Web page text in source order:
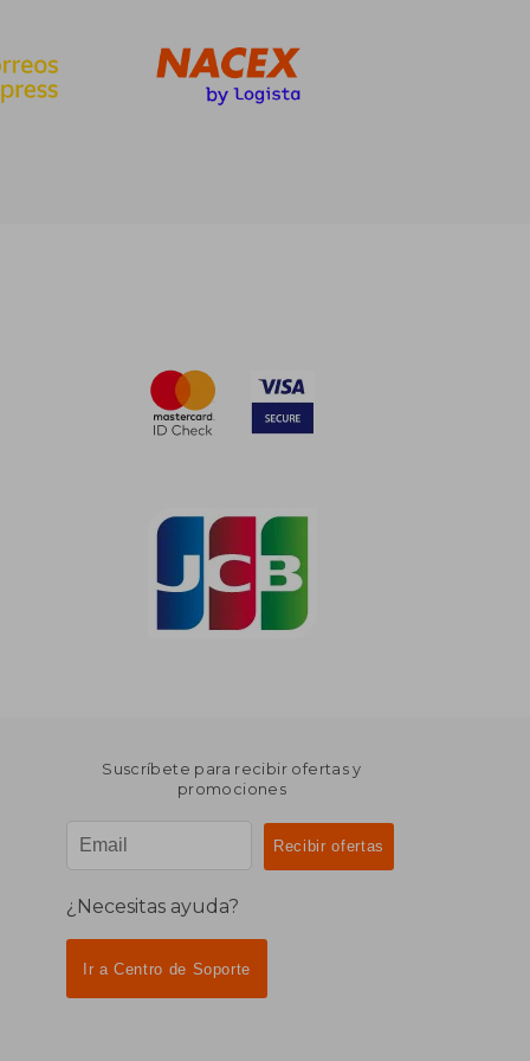
Suscríbete para recibir ofertas y
promociones
¿Necesitas ayuda?
Ir a Centro de Soporte